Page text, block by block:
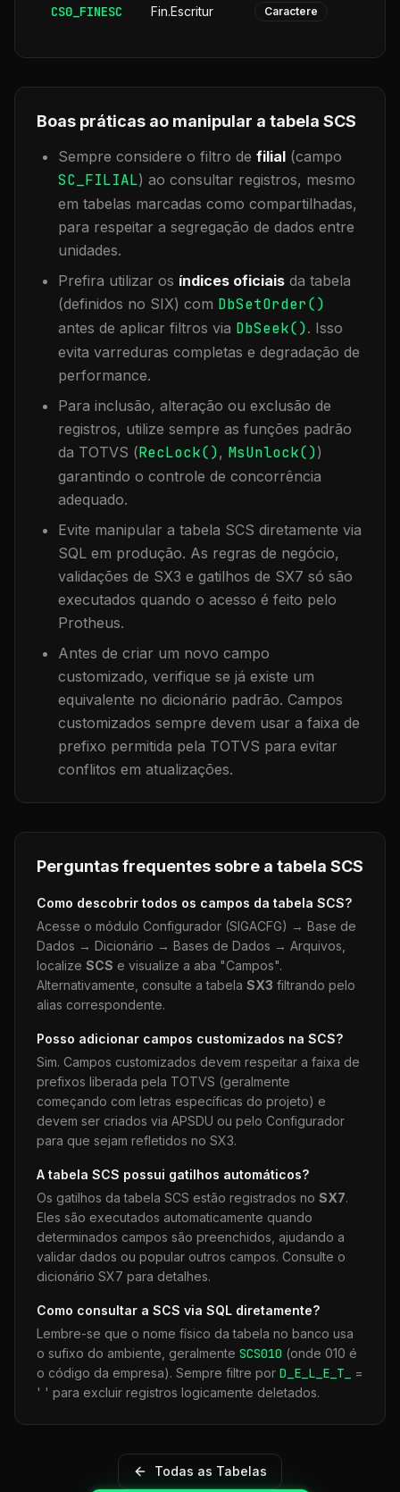
CS0_FINESC Fin.Escritur Caractere
Boas práticas ao manipular a tabela SCS
Sempre considere o filtro de filial (campo
SC_FILIAL) ao consultar registros, mesmo
em tabelas marcadas como compartilhadas,
para respeitar a segregação de dados entre
unidades.
Prefira utilizar os índices oficiais da tabela
(definidos no SIX) com DbSetOrder()
antes de aplicar filtros via DbSeek(). Isso
evita varreduras completas e degradação de
performance.
Para inclusão, alteração ou exclusão de
registros, utilize sempre as funções padrão
da TOTVS (RecLock(), MsUnlock())
garantindo o controle de concorrência
adequado.
Evite manipular a tabela SCS diretamente via
SQL em produção. As regras de negócio,
validações de SX3 e gatilhos de SX7 só são
executados quando o acesso é feito pelo
Protheus.
Antes de criar um novo campo
customizado, verifique se já existe um
equivalente no dicionário padrão. Campos
customizados sempre devem usar a faixa de
prefixo permitida pela TOTVS para evitar
conflitos em atualizações.
Perguntas frequentes sobre a tabela SCS
Como descobrir todos os campos da tabela SCS?
Acesse o módulo Configurador (SIGACFG) → Base de
Dados → Dicionário → Bases de Dados → Arquivos,
localize SCS e visualize a aba "Campos".
Alternativamente, consulte a tabela SX3 filtrando pelo
alias correspondente.
Posso adicionar campos customizados na SCS?
Sim. Campos customizados devem respeitar a faixa de
prefixos liberada pela TOTVS (geralmente
começando com letras específicas do projeto) e
devem ser criados via APSDU ou pelo Configurador
para que sejam refletidos no SX3.
A tabela SCS possui gatilhos automáticos?
Os gatilhos da tabela SCS estão registrados no SX7.
Eles são executados automaticamente quando
determinados campos são preenchidos, ajudando a
validar dados ou popular outros campos. Consulte o
dicionário SX7 para detalhes.
Como consultar a SCS via SQL diretamente?
Lembre-se que o nome físico da tabela no banco usa
o sufixo do ambiente, geralmente SCS010 (onde 010 é
o código da empresa). Sempre filtre por D_E_L_E_T_
=
' ' para excluir registros logicamente deletados.
Todas as Tabelas